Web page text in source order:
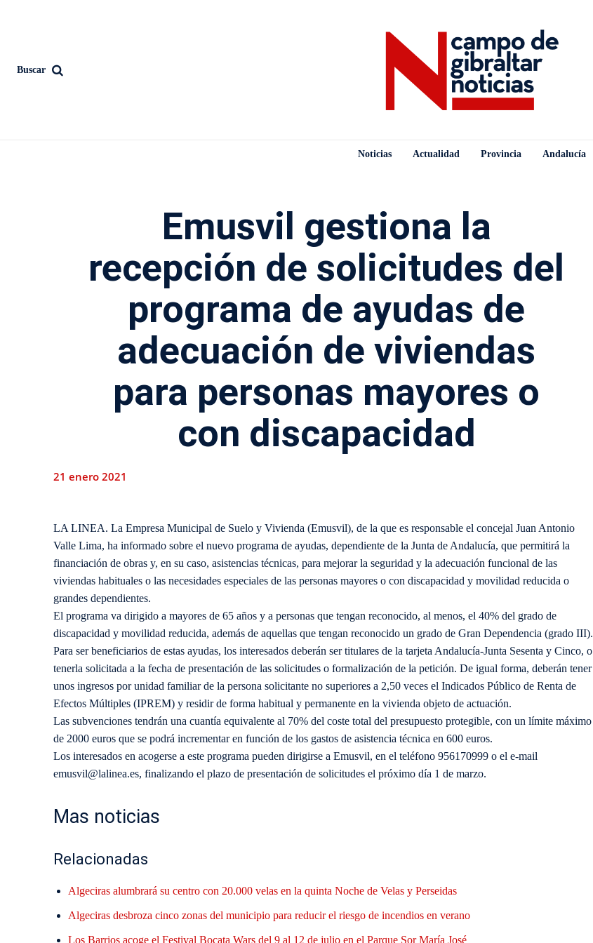
Buscar
Noticias Actualidad Provincia Andalucía
Emusvil gestiona la
recepción de solicitudes del
programa de ayudas de
adecuación de viviendas
para personas mayores o
con discapacidad
21 enero 2021
LA LINEA. La Empresa Municipal de Suelo y Vivienda (Emusvil), de la que es responsable el concejal Juan Antonio
Valle Lima, ha informado sobre el nuevo programa de ayudas, dependiente de la Junta de Andalucía, que permitirá la
financiación de obras y, en su caso, asistencias técnicas, para mejorar la seguridad y la adecuación funcional de las
viviendas habituales o las necesidades especiales de las personas mayores o con discapacidad y movilidad reducida o
grandes dependientes.
El programa va dirigido a mayores de 65 años y a personas que tengan reconocido, al menos, el 40% del grado de
discapacidad y movilidad reducida, además de aquellas que tengan reconocido un grado de Gran Dependencia (grado III).
Para ser beneficiarios de estas ayudas, los interesados deberán ser titulares de la tarjeta Andalucía-Junta Sesenta y Cinco, o
tenerla solicitada a la fecha de presentación de las solicitudes o formalización de la petición. De igual forma, deberán tener
unos ingresos por unidad familiar de la persona solicitante no superiores a 2,50 veces el Indicados Público de Renta de
Efectos Múltiples (IPREM) y residir de forma habitual y permanente en la vivienda objeto de actuación.
Las subvenciones tendrán una cuantía equivalente al 70% del coste total del presupuesto protegible, con un límite máximo
de 2000 euros que se podrá incrementar en función de los gastos de asistencia técnica en 600 euros.
Los interesados en acogerse a este programa pueden dirigirse a Emusvil, en el teléfono 956170999 o el e-mail
emusvil@lalinea.es, finalizando el plazo de presentación de solicitudes el próximo día 1 de marzo.
Mas noticias
Relacionadas
Algeciras alumbrará su centro con 20.000 velas en la quinta Noche de Velas y Perseidas
Algeciras desbroza cinco zonas del municipio para reducir el riesgo de incendios en verano
Los Barrios acoge el Festival Bocata Wars del 9 al 12 de julio en el Parque Sor María José